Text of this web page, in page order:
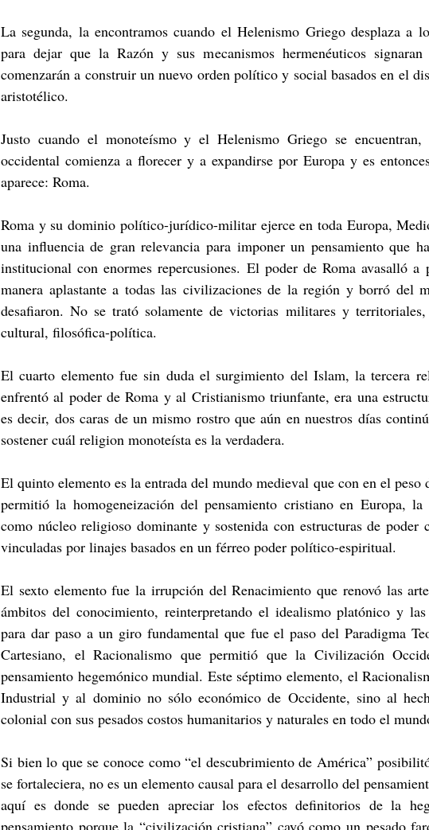
La segunda, la encontramos cuando el Helenismo Griego desplaza a
para dejar que la Razón y sus mecanismos hermenéuticos
comenzarán a construir un nuevo orden político y social basados en el
aristotélico.
Justo cuando el monoteísmo y el Helenismo Griego se
occidental comienza a florecer y a expandirse por Europa y es
aparece: Roma.
Roma y su dominio político-jurídico-militar ejerce en toda Europa,
una influencia de gran relevancia para imponer un pensamiento que
institucional con enormes repercusiones. El poder de Roma avasalló a
manera aplastante a todas las civilizaciones de la región y borró del
desafiaron. No se trató solamente de victorias militares y
cultural, filosófica-política.
El cuarto elemento fue sin duda el surgimiento del Islam, la tercera
enfrentó al poder de Roma y al Cristianismo triunfante, era una
es decir, dos caras de un mismo rostro que aún en nuestros días
sostener cuál religion monoteísta es la verdadera.
El quinto elemento es la entrada del mundo medieval que con en el peso
permitió la homogeneización del pensamiento cristiano en Europa,
como núcleo religioso dominante y sostenida con estructuras de poder
vinculadas por linajes basados en un férreo poder político-espiritual.
El sexto elemento fue la irrupción del Renacimiento que renovó las
ámbitos del conocimiento, reinterpretando el idealismo platónico y las
para dar paso a un giro fundamental que fue el paso del Paradigma
Cartesiano, el Racionalismo que permitió que la Civilización
pensamiento hegemónico mundial. Este séptimo elemento, el
Industrial y al dominio no sólo económico de Occidente, sino al
colonial con sus pesados costos humanitarios y naturales en todo el
Si bien lo que se conoce como “el descubrimiento de América”
se fortaleciera, no es un elemento causal para el desarrollo del
aquí es donde se pueden apreciar los efectos definitorios de la